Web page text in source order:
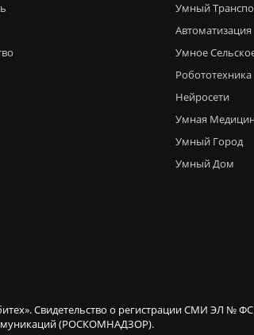
Умный
Автоматизация
Умное
Робототехника
Нейросети
Умная
Умный Город
Умный Дом
Свидетельство о регистрации СМИ ЭЛ №
(РОСКОМНАДЗОР).